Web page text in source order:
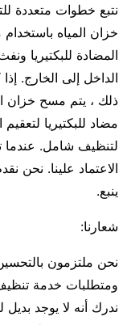
نتبع خطوات متعددة
خزان المياه
المضادة للبكتيريا
الداخل إلى الخارج.
ذلك ، يتم مسح خزان
مضاد للبكتيريا لتعقيم
لتنظيف شامل. عندما
الاعتماد علينا. نحن
ينبع.
شعارنا:
نحن ملتزمون بالتحسين
ومتطلبات خدمة تنظيف
ندرك أنه لا يوجد بديل